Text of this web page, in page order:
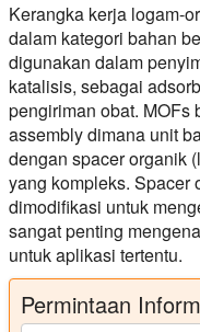
Kerangka kerja logam-
dalam kategori bahan
digunakan dalam
katalisis, sebagai
pengiriman obat. MOFs
assembly dimana unit
dengan spacer organik
yang kompleks. Spacer
dimodifikasi untuk
sangat penting
untuk aplikasi tertentu.
Permintaan